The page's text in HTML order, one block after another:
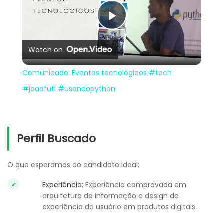
Play
Video
Watch on
Comunicado: Eventos tecnológicos #tech
#joaofuti #usandopython
Perfil Buscado
O que esperamos do candidato ideal:
Experiência: Experiência comprovada em
arquitetura da informação e design de
experiência do usuário em produtos digitais.